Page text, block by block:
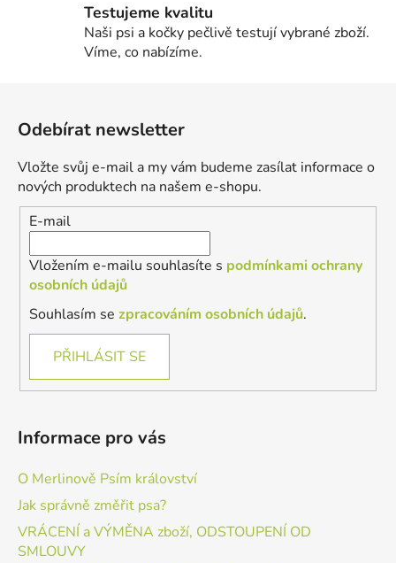
Testujeme kvalitu
Naši psi a kočky pečlivě testují vybrané zboží.
Víme, co nabízíme.
Odebírat newsletter
Vložte svůj e-mail a my vám budeme zasílat informace o
nových produktech na našem e-shopu.
E-mail
Vložením e-mailu souhlasíte s podmínkami ochrany
osobních údajů
Souhlasím se zpracováním osobních údajů.
PŘIHLÁSIT SE
Informace pro vás
O Merlinově Psím království
Jak správně změřit psa?
VRÁCENÍ a VÝMĚNA zboží, ODSTOUPENÍ OD
SMLOUVY